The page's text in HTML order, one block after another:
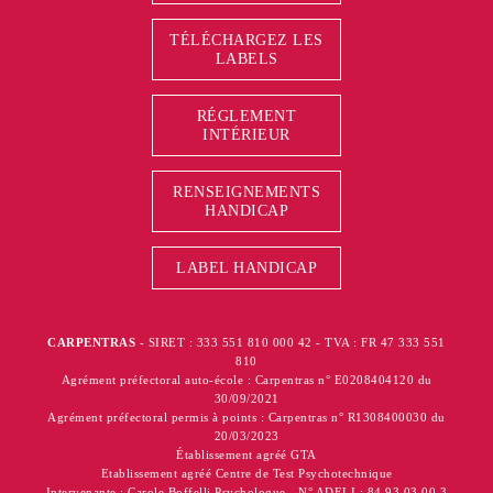
TÉLÉCHARGEZ LES
LABELS
RÉGLEMENT
INTÉRIEUR
RENSEIGNEMENTS
HANDICAP
LABEL HANDICAP
CARPENTRAS - SIRET : 333 551 810 000 42 - TVA : FR 47 333 551
810
Agrément préfectoral auto-école : Carpentras n° E0208404120 du
30/09/2021
Agrément préfectoral permis à points : Carpentras n° R1308400030 du
20/03/2023
Établissement agréé GTA
Etablissement agréé Centre de Test Psychotechnique